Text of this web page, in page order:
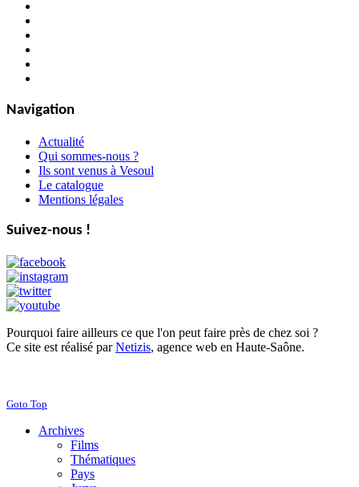
Navigation
Actualité
Qui sommes-nous ?
Ils sont venus à Vesoul
Le catalogue
Mentions légales
Suivez-nous !
Pourquoi faire ailleurs ce que l'on peut faire près de chez soi ?
Ce site est réalisé parNetizis, agence web en Haute-Saône.
Goto Top
Archives
Films
Thématiques
Pays